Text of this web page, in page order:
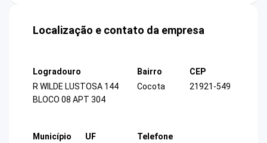
Localização e contato da empresa
Logradouro
R WILDE LUSTOSA 144
BLOCO 08 APT 304
Bairro
Cocota
CEP
21921-549
Município
UF
Telefone